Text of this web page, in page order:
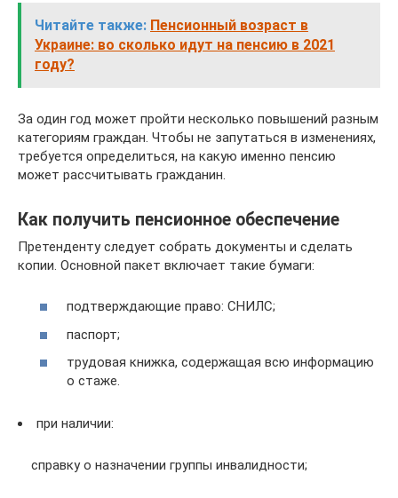
Читайте также: Пенсионный возраст в
Украине: во сколько идут на пенсию в 2021
году?
За один год может пройти несколько повышений разным
категориям граждан. Чтобы не запутаться в изменениях,
требуется определиться, на какую именно пенсию
может рассчитывать гражданин.
Как получить пенсионное обеспечение
Претенденту следует собрать документы и сделать
копии. Основной пакет включает такие бумаги:
подтверждающие право: СНИЛС;
паспорт;
трудовая книжка, содержащая всю информацию
о стаже.
при наличии:
справку о назначении группы инвалидности;